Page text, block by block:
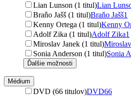
Lian Lunson (1 titul)Lian
Braňo Jašš (1 titul)Braňo Jašš1
Kenny Ortega (1 titul)Kenny
Adolf Zika (1 titul)Adolf Zika1
Miroslav Janek (1 titul)
Sonia Anderson (1 titul)Sonia
Ďalšie možnosti
Médium
DVD (66 titulov)DVD66